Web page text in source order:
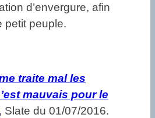
d’envergure, afin
petit peuple.
traite mal les
mauvais pour le
, Slate du 01/07/2016.